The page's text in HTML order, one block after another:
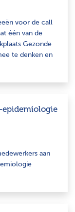
voor de call
één van de
Gezonde
te denken en
epidemiologie
aan